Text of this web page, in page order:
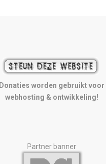
Donaties worden gebruikt voor
webhosting & ontwikkeling!
Partner banner